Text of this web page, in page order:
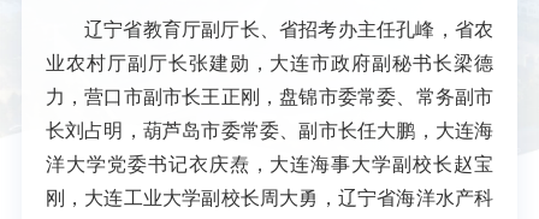
辽宁省教育厅副厅长、省招考办主任孔峰，省农
业农村厅副厅长张建勋，大连市政府副秘书长梁德
力，营口市副市长王正刚，盘锦市委常委、常务副市
长刘占明，葫芦岛市委常委、副市长任大鹏，大连海
洋大学党委书记衣庆焘，大连海事大学副校长赵宝
刚，大连工业大学副校长周大勇，辽宁省海洋水产科